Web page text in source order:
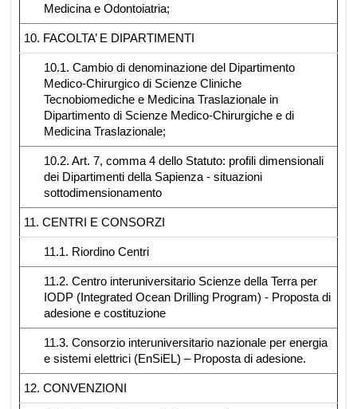
Medicina e Odontoiatria;
10. FACOLTA’ E DIPARTIMENTI
10.1. Cambio di denominazione del Dipartimento
Medico-Chirurgico di Scienze Cliniche
Tecnobiomediche e Medicina Traslazionale in
Dipartimento di Scienze Medico-Chirurgiche e di
Medicina Traslazionale;
10.2. Art. 7, comma 4 dello Statuto: profili dimensionali
dei Dipartimenti della Sapienza - situazioni
sottodimensionamento
11. CENTRI E CONSORZI
11.1. Riordino Centri
11.2. Centro interuniversitario Scienze della Terra per
IODP (Integrated Ocean Drilling Program) - Proposta di
adesione e costituzione
11.3. Consorzio interuniversitario nazionale per energia
e sistemi elettrici (EnSiEL) – Proposta di adesione.
12. CONVENZIONI